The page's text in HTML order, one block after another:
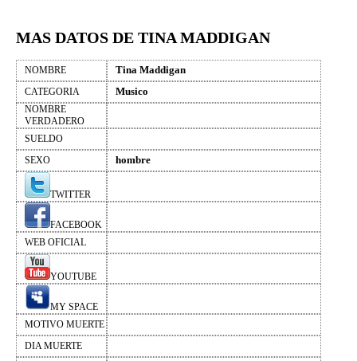
MAS DATOS DE TINA MADDIGAN
NOMBRE Tina Maddigan
CATEGORIA Musico
NOMBRE
VERDADERO
SUELDO
SEXO
hombre
TWITTER
FACEBOOK
WEB OFICIAL
YOUTUBE
MY SPACE
MOTIVO MUERTE
DIA MUERTE